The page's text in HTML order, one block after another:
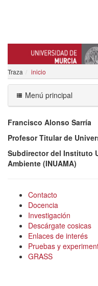
FRANCISCO
Traza inicio
Menú principal
Francisco Alonso Sarría
Profesor Titular de
Subdirector del Instituto
Ambiente (INUAMA)
Contacto
Docencia
Investigación
Descárgate cosicas
Enlaces de interés
Pruebas y
GRASS